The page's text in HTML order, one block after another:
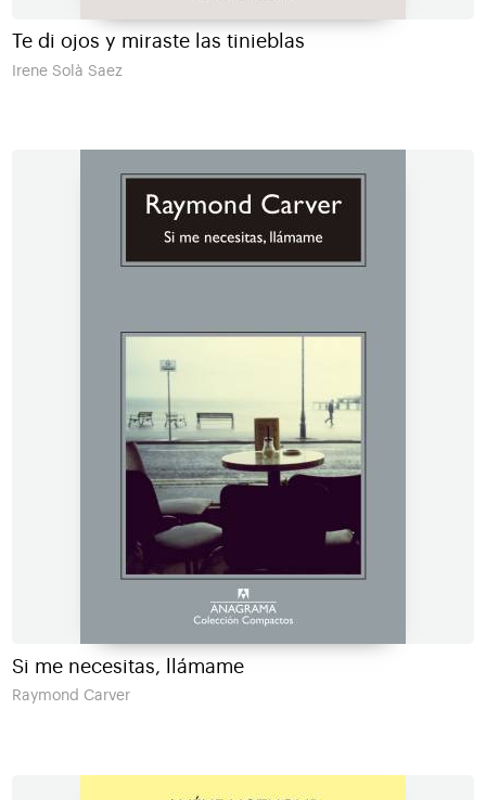
Te di ojos y miraste las tinieblas
Irene Solà Saez
Si me necesitas, llámame
Raymond Carver